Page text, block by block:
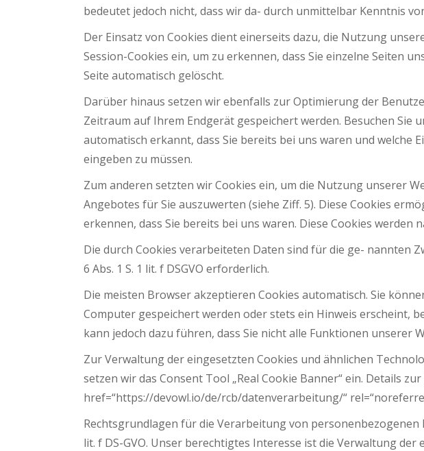
bedeutet jedoch nicht, dass wir da- durch unmittelbar Kenntnis
Der Einsatz von Cookies dient einerseits dazu, die Nutzung
Session-Cookies ein, um zu erkennen, dass Sie einzelne Seiten
Seite automatisch gelöscht.
Darüber hinaus setzen wir ebenfalls zur Optimierung der
Zeitraum auf Ihrem Endgerät gespeichert werden. Besuchen Sie
automatisch erkannt, dass Sie bereits bei uns waren und welche
eingeben zu müssen.
Zum anderen setzten wir Cookies ein, um die Nutzung unserer
Angebotes für Sie auszuwerten (siehe Ziff. 5). Diese Cookies
erkennen, dass Sie bereits bei uns waren. Diese Cookies
Die durch Cookies verarbeiteten Daten sind für die ge- nannten
6 Abs. 1 S. 1 lit. f DSGVO erforderlich.
Die meisten Browser akzeptieren Cookies automatisch. Sie
Computer gespeichert werden oder stets ein Hinweis erscheint,
kann jedoch dazu führen, dass Sie nicht alle Funktionen unserer
Zur Verwaltung der eingesetzten Cookies und ähnlichen
setzen wir das Consent Tool „Real Cookie Banner“ ein. Details
href=“https://devowl.io/de/rcb/datenverarbeitung/“
Rechtsgrundlagen für die Verarbeitung von personenbezogenen
lit. f DS-GVO. Unser berechtigtes Interesse ist die Verwaltung